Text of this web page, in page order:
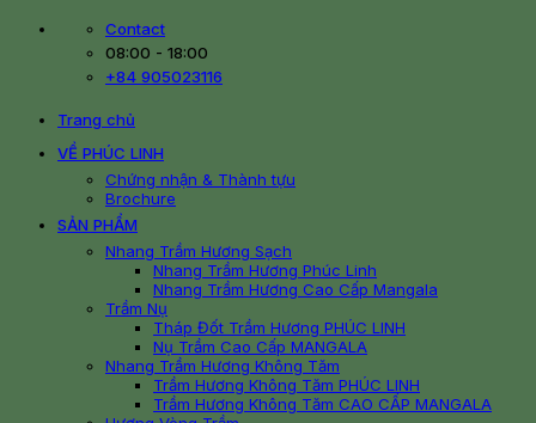
Contact
08:00 - 18:00
+84 905023116
Trang chủ
VỀ PHÚC LINH
Chứng nhận & Thành tựu
Brochure
SẢN PHẨM
Nhang Trầm Hương Sạch
Nhang Trầm Hương Phúc Linh
Nhang Trầm Hương Cao Cấp Mangala
Trầm Nụ
Tháp Đốt Trầm Hương PHÚC LINH
Nụ Trầm Cao Cấp MANGALA
Nhang Trầm Hương Không Tăm
Trầm Hương Không Tăm PHÚC LINH
Trầm Hương Không Tăm CAO CẤP MANGALA